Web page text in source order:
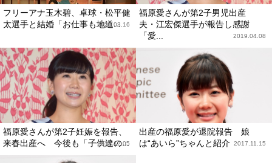
フリーアナ玉木碧、卓球・松平健
太選手と結婚「お仕事も地道...
2020.03.16
福原愛さんが第2子男児出産
夫・江宏傑選手が報告し感謝
「愛...
2019.04.08
福原愛さんが第2子妊娠を報告、
来春出産へ 今後も「子供達の...
2018.12.05
出産の福原愛が退院報告 娘
は“あいら”ちゃんと紹介 2017.11.15